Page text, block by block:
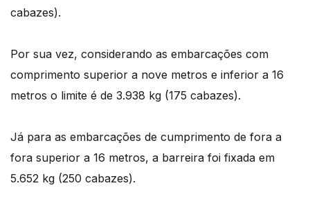
cabazes).
Por sua vez, considerando as embarcações com
comprimento superior a nove metros e inferior a 16
metros o limite é de 3.938 kg (175 cabazes).
Já para as embarcações de cumprimento de fora a
fora superior a 16 metros, a barreira foi fixada em
5.652 kg (250 cabazes).